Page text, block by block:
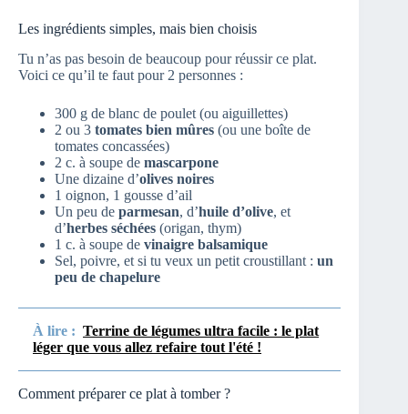
Les ingrédients simples, mais bien choisis
Tu n’as pas besoin de beaucoup pour réussir ce plat.
Voici ce qu’il te faut pour 2 personnes :
300 g de blanc de poulet (ou aiguillettes)
2 ou 3 tomates bien mûres (ou une boîte de
tomates concassées)
2 c. à soupe de mascarpone
Une dizaine d’olives noires
1 oignon, 1 gousse d’ail
Un peu de parmesan, d’huile d’olive, et
d’herbes séchées (origan, thym)
1 c. à soupe de vinaigre balsamique
Sel, poivre, et si tu veux un petit croustillant : un
peu de chapelure
À lire : Terrine de légumes ultra facile : le plat
léger que vous allez refaire tout l'été !
Comment préparer ce plat à tomber ?